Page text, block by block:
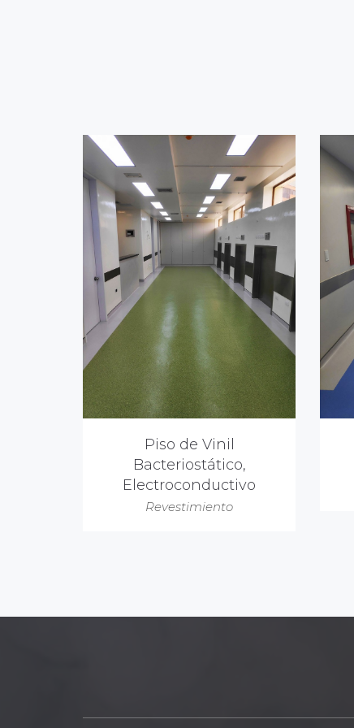
Piso de Vinil
Bacteriostático,
Electroconductivo
Revestimiento